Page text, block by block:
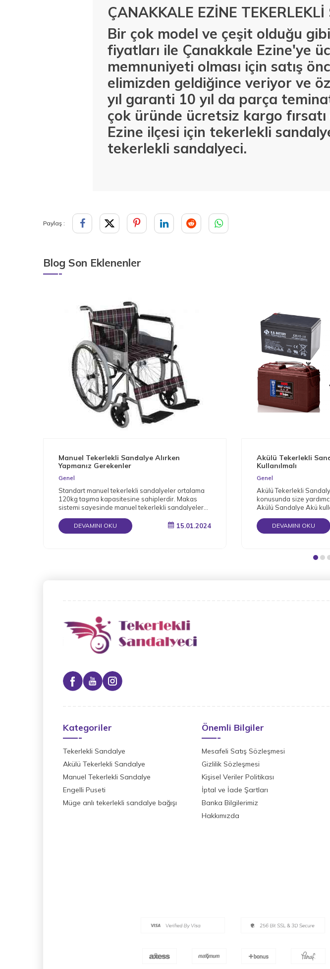
ÇANAKKALE EZİNE
Bir çok model ve çeşit olduğu
fiyatları ile Çanakkale Ezine'ye
memnuniyeti olması için satış
elimizden geldiğince veriyor ve
yıl garanti 10 yıl da parça
çok üründe ücretsiz kargo
Ezine ilçesi için tekerlekli
tekerlekli sandalyeci.
Paylaş :
Blog Son Eklenenler
Manuel Tekerlekli Sandalye Alırken
Yapmanız Gerekenler
Genel
Standart manuel tekerlekli sandalyeler ortalama
120kg taşıma kapasitesine sahiplerdir. Makas
sistemi sayesinde manuel tekerlekli sandalyeler
DEVAMINI OKU 15.01.2024
Akülü Tekerlekli
Kullanılmalı
Genel
Akülü Tekerlekli
konusunda size
Akülü Sandalye Akü
DEVAMINI OKU
Kategoriler
Tekerlekli Sandalye
Akülü Tekerlekli Sandalye
Manuel Tekerlekli Sandalye
Engelli Puseti
Müge anlı tekerlekli sandalye bağışı
Önemli Bilgiler
Mesafeli Satış Sözleşmesi
Gizlilik Sözleşmesi
Kişisel Veriler Politikası
İptal ve İade Şartları
Banka Bilgilerimiz
Hakkımızda